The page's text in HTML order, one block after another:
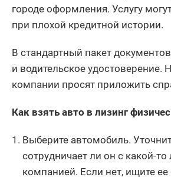
городе оформления. Услугу
при плохой кредитной истории.
В стандартный пакет
и водительское удостоверение.
компании просят приложить
Как взять авто в лизинг
Выберите автомобиль.
сотрудничает ли он с какой-
компанией. Если нет, ищите ее